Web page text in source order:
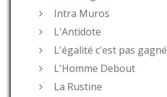
Intra Muros
L'Antidote
L'égalité c'est pas gagné
L'Homme Debout
La Rustine